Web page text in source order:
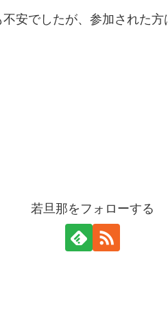
安でしたが、参加された
若旦那をフォローする